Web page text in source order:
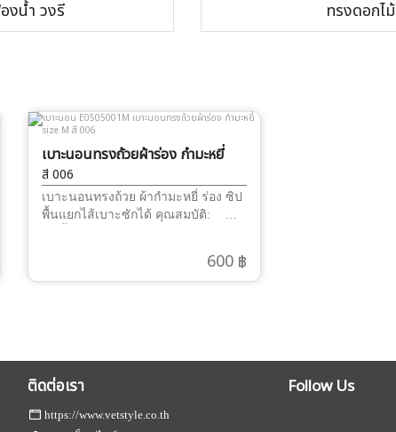
งน้ำ วงรี ทรงดอกไม้
เบาะนอนทรงถ้วยผ้าร่อง กำมะหยี่
size M
สี 006
เบาะนอนทรงถ้วย ผ้ากำมะหยี่ ร่อง ซิป
พื้นแยกไส้เบาะซักได้ คุณสมบัติ:
มะหยี่นุ่มๆ เหมาะสำหรับสัตว์เลี้ยง
ทำให้ความรู้สึกนุ่มนิ่ม น่านอน
ถอดซัก ถนอม ใยสังเคราะห์ และ
ง่ายต่อการทำความสะอาด 3.ฐาน
รองเบาะ หนาและทนทาน ให้การ
รองรับที่แข็งแรง ไม่ยุบตัวง่าย
600 ฿
ติดต่อเรา
https://www.vetstyle.co.th
Follow Us